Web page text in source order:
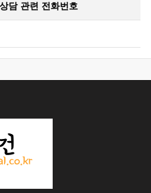
담 관련 전화번호